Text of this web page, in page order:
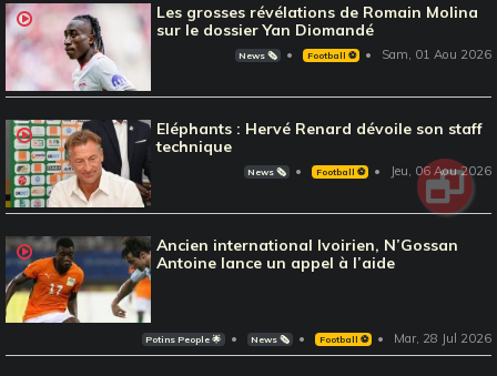
Les grosses révélations de Romain Molina
sur le dossier Yan Diomandé
News 🗞️ Football ⚽️ Sam, 01 Aou 2026
Eléphants : Hervé Renard dévoile son staff
technique
News 🗞️ Football ⚽️ Jeu, 06 Aou 2026
Ancien international Ivoirien, N’Gossan
Antoine lance un appel à l’aide
Potins People 🌟 News 🗞️ Football ⚽️ Mar, 28 Jul 2026